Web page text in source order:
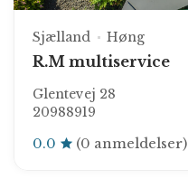
Sjælland Høng
R.M multiservice
Glentevej 28
20988919
0.0 (0 anmeldelser)